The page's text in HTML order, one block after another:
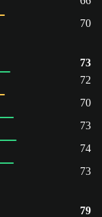
70
73
72
70
73
74
73
79